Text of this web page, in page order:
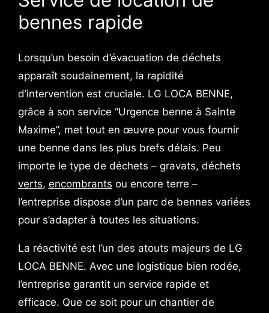
bennes rapide
Lorsqu’un besoin d’évacuation de déchets
apparaît soudainement, la rapidité
d’intervention est cruciale. LG LOCA BENNE,
grâce à son service “Urgence benne à Sainte
Maxime”, met tout en œuvre pour vous fournir
une benne dans les plus brefs délais. Peu
importe le type de déchets – gravats, déchets
verts, encombrants ou encore terre –
l’entreprise dispose d’un parc de bennes variées
pour s’adapter à toutes les situations.
La réactivité est l’un des atouts majeurs de LG
LOCA BENNE. Avec une logistique bien rodée,
l’entreprise garantit un service rapide et
efficace. Que ce soit pour un chantier de